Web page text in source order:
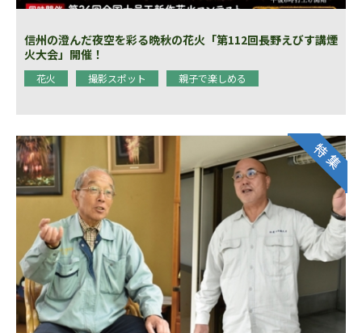
信州の澄んだ夜空を彩る晩秋の花火「第112回長野えびす講煙
火大会」開催！
花火 撮影スポット 親子で楽しめる